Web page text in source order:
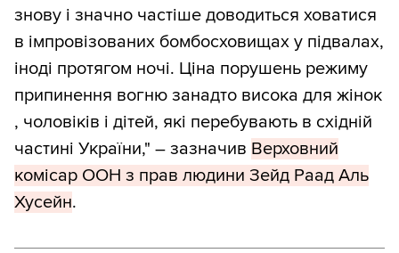
знову і значно частіше доводиться ховатися
в імпровізованих бомбосховищах у підвалах,
іноді протягом ночі. Ціна порушень режиму
припинення вогню занадто висока для жінок
, чоловіків і дітей, які перебувають в східній
частині України," – зазначив Верховний
комісар ООН з прав людини Зейд Раад Аль
Хусейн.